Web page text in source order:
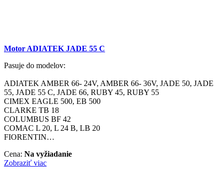
Motor ADIATEK JADE 55 C
Pasuje do modelov:
ADIATEK AMBER 66- 24V, AMBER 66- 36V, JADE 50, JADE
55, JADE 55 C, JADE 66, RUBY 45, RUBY 55
CIMEX EAGLE 500, EB 500
CLARKE TB 18
COLUMBUS BF 42
COMAC L 20, L 24 B, LB 20
FIORENTIN…
Cena: Na vyžiadanie
Zobraziť viac